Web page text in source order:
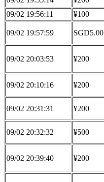
09/02 19:56:11
¥100
09/02 19:57:59 SGD5.00
09/02 20:03:53 ¥200
09/02 20:10:16 ¥200
09/02 20:31:31 ¥200
09/02 20:32:32 ¥500
09/02 20:39:40 ¥200